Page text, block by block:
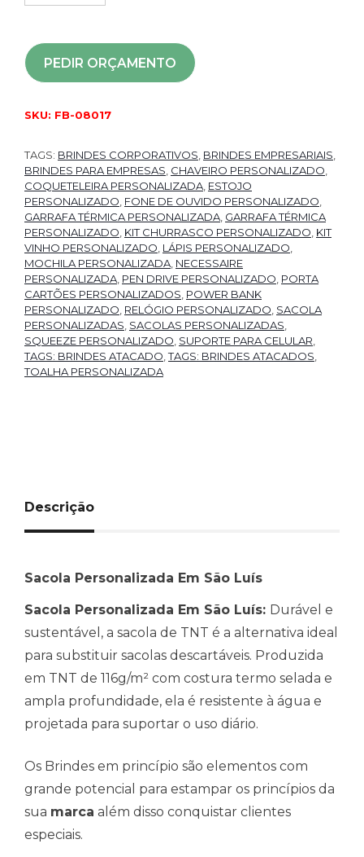
PEDIR ORÇAMENTO
SKU: FB-08017
TAGS: BRINDES CORPORATIVOS BRINDES EMPRESARIAIS
BRINDES PARA EMPRESAS CHAVEIRO PERSONALIZADO
COQUETELEIRA PERSONALIZADA ESTOJO
PERSONALIZADO FONE DE OUVIDO PERSONALIZADO
GARRAFA TÉRMICA PERSONALIZADA GARRAFA TÉRMICA
PERSONALIZADO KIT CHURRASCO PERSONALIZADO KIT
VINHO PERSONALIZADO LÁPIS PERSONALIZADO
MOCHILA PERSONALIZADA NECESSAIRE
PERSONALIZADA PEN DRIVE PERSONALIZADO PORTA
CARTÕES PERSONALIZADOS POWER BANK
PERSONALIZADO RELÓGIO PERSONALIZADO SACOLA
PERSONALIZADAS SACOLAS PERSONALIZADAS
SQUEEZE PERSONALIZADO SUPORTE PARA CELULAR
TAGS: BRINDES ATACADO ,TAGS: BRINDES ATACADOS
TOALHA PERSONALIZADA
Descrição
Sacola Personalizada Em São Luís
Sacola Personalizada Em São Luís: Durável e
sustentável, a sacola de TNT é a alternativa ideal
para substituir sacolas descartáveis. Produzida
em TNT de 116g/m² com costura termo selada e
ampla profundidade, ela é resistente à água e
projetada para suportar o uso diário.
Os Brindes em princípio são elementos com
grande potencial para estampar os princípios da
sua marca além disso conquistar clientes
especiais.